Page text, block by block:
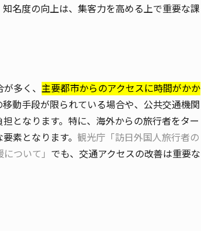
名度の向上は、集客力を高める上で重要な課
多く、 主要都市からのアクセスに時間がかか
動手段が限られている場合や、公共交通機関
となります。特に、海外からの旅行者をター
素となります。 観光庁「訪日外国人旅行者の
ついて」 でも、交通アクセスの改善は重要な